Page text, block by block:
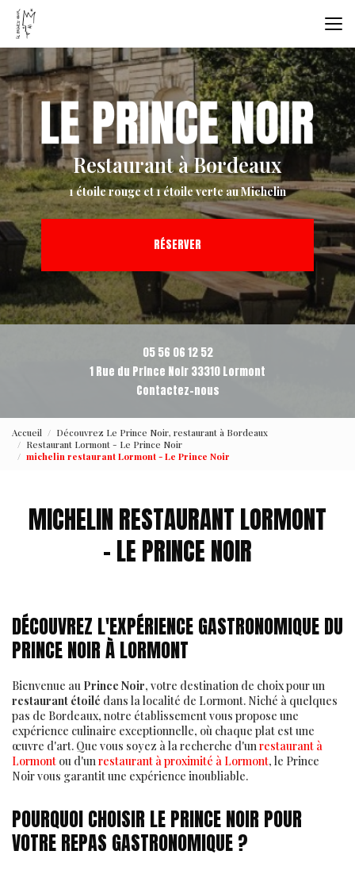
Aller
contenu
principal
Restaurant à Bordeaux
1 étoile rouge et 1 étoile verte au Michelin
RÉSERVER
05 56 06 12 52
1 Rue du Prince Noir 33310 Lormont
Contactez-nous
Accueil
Découvrez Le Prince Noir, restaurant à Bordeaux
Restaurant Lormont - Le Prince Noir
michelin restaurant Lormont - Le Prince Noir
MICHELIN RESTAURANT LORMONT
- LE PRINCE NOIR
DÉCOUVREZ L'EXPÉRIENCE GASTRONOMIQUE DU
PRINCE NOIR À LORMONT
Bienvenue au Prince Noir, votre destination de choix pour un
restaurant étoilé dans la localité de Lormont. Niché à quelques
pas de Bordeaux, notre établissement vous propose une
expérience culinaire exceptionnelle, où chaque plat est une
œuvre d'art. Que vous soyez à la recherche d'unrestaurant à
Lormont ou d'unrestaurant à proximité à Lormont, le Prince
Noir vous garantit une expérience inoubliable.
POURQUOI CHOISIR LE PRINCE NOIR POUR
VOTRE REPAS GASTRONOMIQUE ?